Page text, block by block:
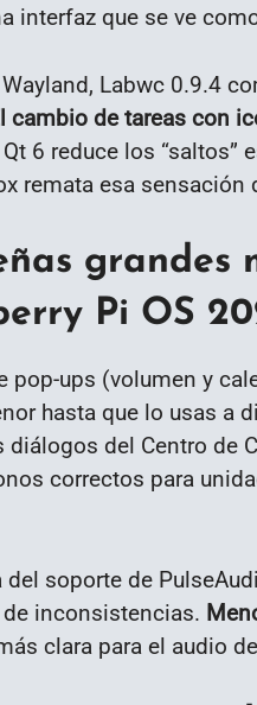
interfaz que se ve
Labwc 0.9.4
cambio de tareas con
6 reduce los
remata esa
grandes
Pi OS
pop-ups (volumen y
hasta que lo usas a
diálogos del Centro de
correctos para
del soporte de
inconsistencias.
clara para el audio